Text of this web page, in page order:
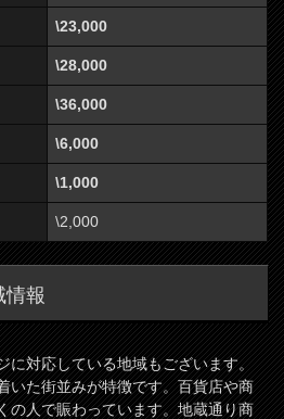
\23,000
\28,000
\36,000
\6,000
\1,000
\2,000
情報
に対応している地域もございます。
いた街並みが特徴です。百貨店や商
の人で賑わっています。地蔵通り商